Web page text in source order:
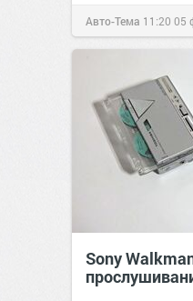
Авто-Тема 11:20 05
Sony